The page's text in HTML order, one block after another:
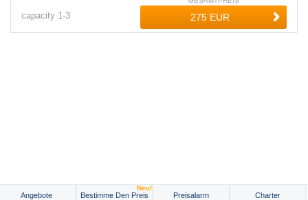
capacity 1-3
Angebote Bestimme Den Preis
Neu!
Preisalarm Charter